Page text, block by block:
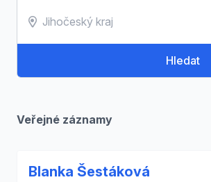
Hledat
Veřejné záznamy
Blanka Šestáková